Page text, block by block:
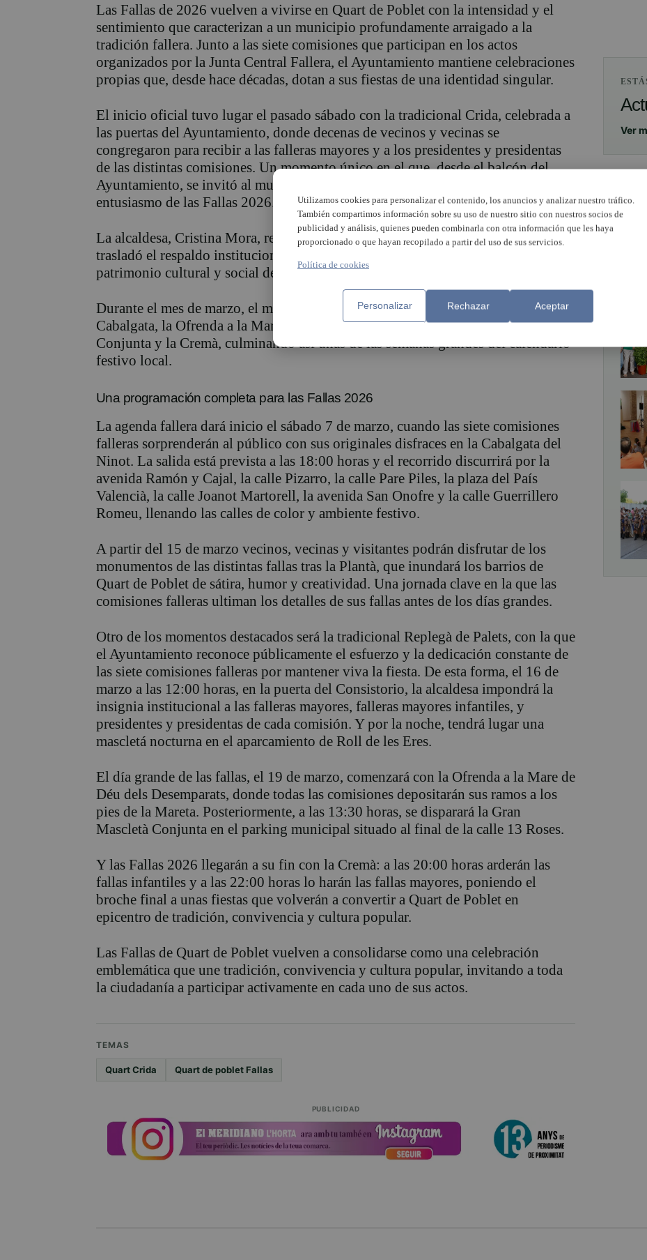
Las Fallas de 2026 vuelven a vivirse en Quart de Poblet con la intensidad y el
sentimiento que caracterizan a un municipio profundamente arraigado a la
tradición fallera. Junto a las siete comisiones que participan en los actos
organizados por la Junta Central Fallera, el Ayuntamiento mantiene celebraciones
propias que, desde hace décadas, dotan a sus fiestas de una identidad singular.
El inicio oficial tuvo lugar el pasado sábado con la tradicional Crida, celebrada a
las puertas del Ayuntamiento, donde decenas de vecinos y vecinas se
congregaron para recibir a las falleras mayores y a los presidentes y presidentas
de las distintas comisiones. Un momento único en el que, desde el balcón del
Ayuntamiento, se invitó al mundo fallero y a toda la ciudadanía a disfrutar con
entusiasmo de las Fallas 2026.
La alcaldesa, Cristina Mora, recibió a las representantes y cargos falleros y les
trasladó el respaldo institucional a una fiesta que forma parte esencial del
patrimonio cultural y social del municipio.
Durante el mes de marzo, el municipio acogerá actos tan destacados como la
Cabalgata, la Ofrenda a la Mare de Déu dels Desamparats, la tradicional Mascletà
Conjunta y la Cremà, culminando así unas de las semanas grandes del calendario
festivo local.
Una programación completa para las Fallas 2026
La agenda fallera dará inicio el sábado 7 de marzo, cuando las siete comisiones
falleras sorprenderán al público con sus originales disfraces en la Cabalgata del
Ninot. La salida está prevista a las 18:00 horas y el recorrido discurrirá por la
avenida Ramón y Cajal, la calle Pizarro, la calle Pare Piles, la plaza del País
Valencià, la calle Joanot Martorell, la avenida San Onofre y la calle Guerrillero
Romeu, llenando las calles de color y ambiente festivo.
A partir del 15 de marzo vecinos, vecinas y visitantes podrán disfrutar de los
monumentos de las distintas fallas tras la Plantà, que inundará los barrios de
Quart de Poblet de sátira, humor y creatividad. Una jornada clave en la que las
comisiones falleras ultiman los detalles de sus fallas antes de los días grandes.
Otro de los momentos destacados será la tradicional Replegà de Palets, con la que
el Ayuntamiento reconoce públicamente el esfuerzo y la dedicación constante de
las siete comisiones falleras por mantener viva la fiesta. De esta forma, el 16 de
marzo a las 12:00 horas, en la puerta del Consistorio, la alcaldesa impondrá la
insignia institucional a las falleras mayores, falleras mayores infantiles, y
presidentes y presidentas de cada comisión. Y por la noche, tendrá lugar una
mascletá nocturna en el aparcamiento de Roll de les Eres.
El día grande de las fallas, el 19 de marzo, comenzará con la Ofrenda a la Mare de
Déu dels Desemparats, donde todas las comisiones depositarán sus ramos a los
pies de la Mareta. Posteriormente, a las 13:30 horas, se disparará la Gran
Mascletà Conjunta en el parking municipal situado al final de la calle 13 Roses.
Y las Fallas 2026 llegarán a su fin con la Cremà: a las 20:00 horas arderán las
fallas infantiles y a las 22:00 horas lo harán las fallas mayores, poniendo el
broche final a unas fiestas que volverán a convertir a Quart de Poblet en
epicentro de tradición, convivencia y cultura popular.
Las Fallas de Quart de Poblet vuelven a consolidarse como una celebración
emblemática que une tradición, convivencia y cultura popular, invitando a toda
la ciudadanía a participar activamente en cada uno de sus actos.
TEMAS
Quart Crida Quart de poblet Fallas
PUBLICIDAD
Ver
Utilizamos cookies para personalizar el contenido, los anuncios y analizar nuestro tráfico.
También compartimos información sobre su uso de nuestro sitio con nuestros socios de
publicidad y análisis, quienes pueden combinarla con otra información que les haya
proporcionado o que hayan recopilado a partir del uso de sus servicios.
Política de cookies
Personalizar Rechazar Aceptar